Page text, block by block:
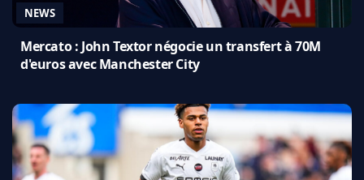
NEWS
Mercato : John Textor négocie un transfert à 70M
d'euros avec Manchester City